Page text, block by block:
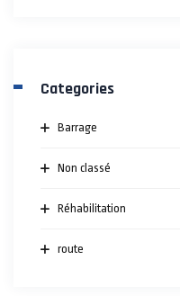
Categories
Barrage
Non classé
Réhabilitation
route